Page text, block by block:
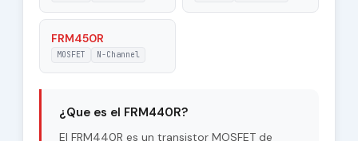
FRM450R
MOSFET N-Channel
¿Que es el FRM440R?
El FRM440R es un transistor MOSFET de